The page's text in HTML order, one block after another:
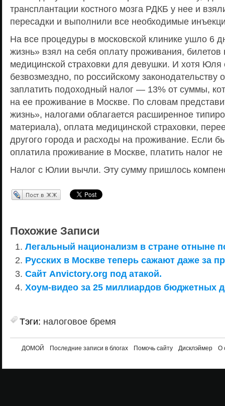
трансплантации костного мозга РДКБ у нее и
пересадки и выполнили все необходимые
На все процедуры в московской клинике ушло 6
жизнь» взял на себя оплату проживания, билетов
медицинской страховки для девушки. И хотя Юля
безвозмездно, по российскому законодательству
заплатить подоходный налог — 13% от суммы,
на ее проживание в Москве. По словам
жизнь», налогами облагается расширенное
материала), оплата медицинской страховки,
другого города и расходы на проживание. Если
оплатила проживание в Москве, платить налог
Налог с Юлии вычли. Эту сумму пришлось
Перепост в ЖЖ
Похожие Записи
Легальный национализм в стране отныне
Русских в Москве теперь сажают даже за
Сайт Anvictory.org под атакой.
Хоум-видео за 25 миллиардов бюджетных
Тэги: налоговое бремя
ДОМОЙ Последние записи в блогах Помочь сайту Дисклэймер О